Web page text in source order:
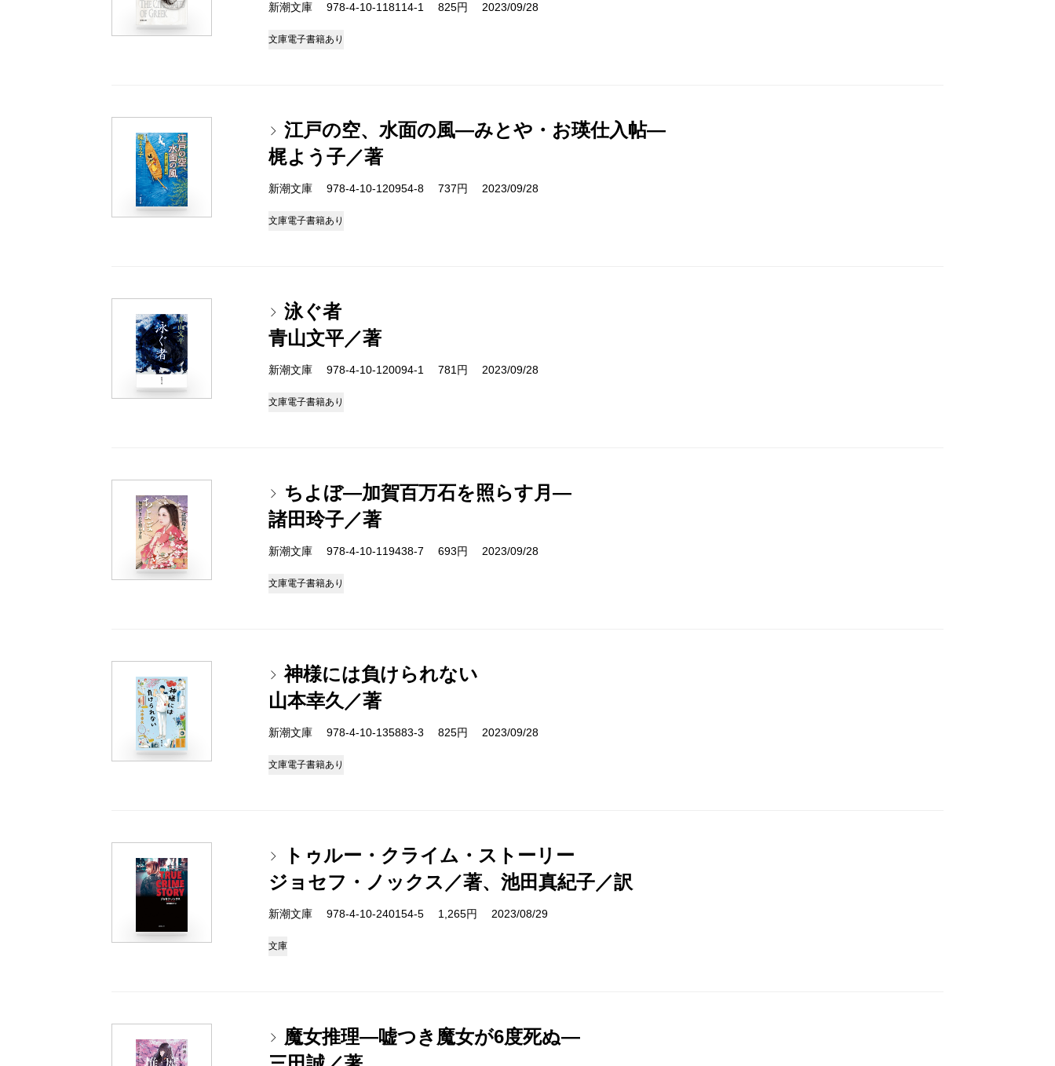
新潮文庫 978-4-10-118114-1 825円 2023/09/28
文庫電子書籍あり
江戸の空、水面の風―みとや・お瑛仕入帖―
梶よう子／著
新潮文庫 978-4-10-120954-8 737円 2023/09/28
文庫電子書籍あり
泳ぐ者
青山文平／著
新潮文庫 978-4-10-120094-1 781円 2023/09/28
文庫電子書籍あり
ちよぼ―加賀百万石を照らす月―
諸田玲子／著
新潮文庫 978-4-10-119438-7 693円 2023/09/28
文庫電子書籍あり
神様には負けられない
山本幸久／著
新潮文庫 978-4-10-135883-3 825円 2023/09/28
文庫電子書籍あり
トゥルー・クライム・ストーリー
ジョセフ・ノックス／著、池田真紀子／訳
新潮文庫 978-4-10-240154-5 1,265円 2023/08/29
文庫
魔女推理―嘘つき魔女が6度死ぬ―